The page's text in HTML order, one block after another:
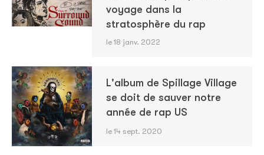
voyage dans la
stratosphère du rap
le 18 janv. 2022
L'album de Spillage Village
se doit de sauver notre
année de rap US
le 14 sept. 2020